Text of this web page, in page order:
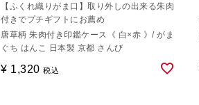
【ふくれ織りがま口】取り外しの出来る朱肉
付きでプチギフトにお薦め
唐草柄 朱肉付き印鑑ケース《 白×赤 》/ がま
ぐち はんこ 日本製 京都 さんび
¥ 1,320 税込